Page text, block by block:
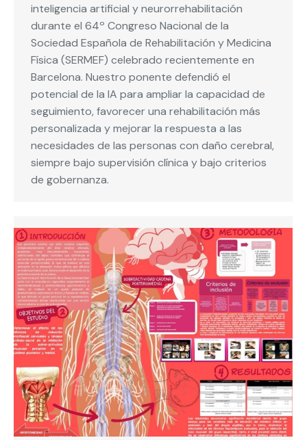
inteligencia artificial y neurorrehabilitación
durante el 64º Congreso Nacional de la
Sociedad Española de Rehabilitación y Medicina
Física (SERMEF) celebrado recientemente en
Barcelona. Nuestro ponente defendió el
potencial de la IA para ampliar la capacidad de
seguimiento, favorecer una rehabilitación más
personalizada y mejorar la respuesta a las
necesidades de las personas con daño cerebral,
siempre bajo supervisión clínica y bajo criterios
de gobernanza.